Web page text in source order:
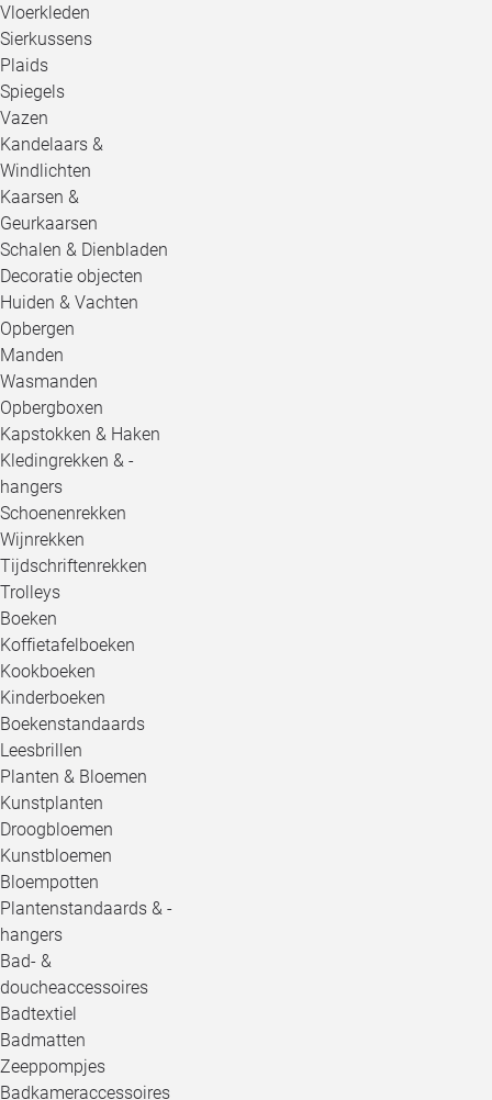
Vloerkleden
Sierkussens
Plaids
Spiegels
Vazen
Kandelaars &
Windlichten
Kaarsen &
Geurkaarsen
Schalen & Dienbladen
Decoratie objecten
Huiden & Vachten
Opbergen
Manden
Wasmanden
Opbergboxen
Kapstokken & Haken
Kledingrekken & -
hangers
Schoenenrekken
Wijnrekken
Tijdschriftenrekken
Trolleys
Boeken
Koffietafelboeken
Kookboeken
Kinderboeken
Boekenstandaards
Leesbrillen
Planten & Bloemen
Kunstplanten
Droogbloemen
Kunstbloemen
Bloempotten
Plantenstandaards & -
hangers
Bad- &
doucheaccessoires
Badtextiel
Badmatten
Zeeppompjes
Badkameraccessoires